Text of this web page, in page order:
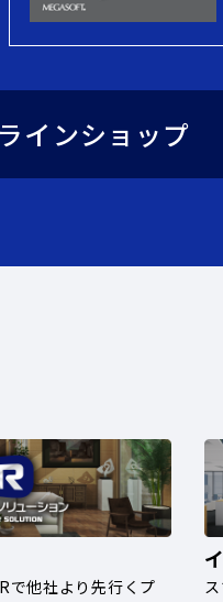
インショップ
で他社より先行くプ